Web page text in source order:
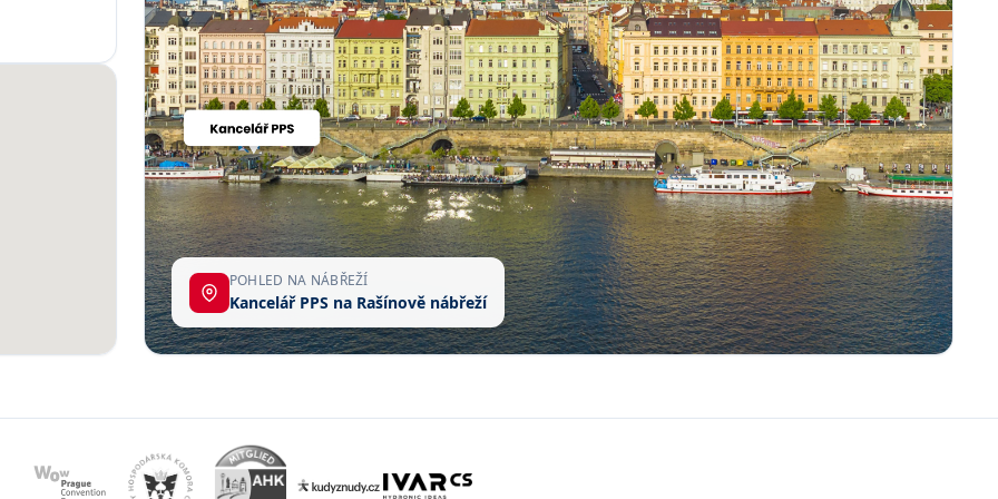
POHLED NA NÁBŘEŽÍ
Kancelář PPS na Rašínově nábřeží